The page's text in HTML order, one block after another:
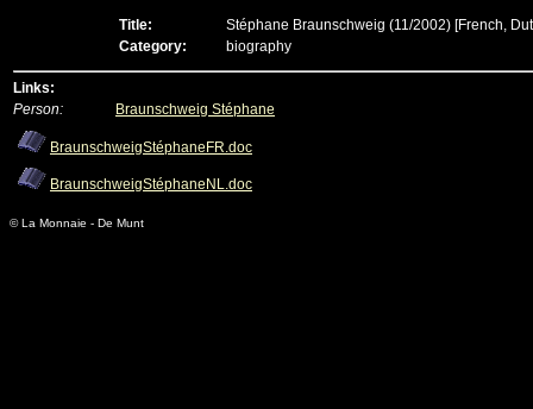
Title: Stéphane Braunschweig (11/2002) [French,
Category:
biography
Links:
Person:
Braunschweig Stéphane
BraunschweigStéphaneFR.doc
BraunschweigStéphaneNL.doc
© La Monnaie - De Munt